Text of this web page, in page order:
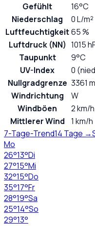
Gefühlt
16°C
Niederschlag
0 L/m²
Luftfeuchtigkeit65 %
Luftdruck (NN) 1015
Taupunkt
9°C
UV-Index
0
Nullgradgrenze 3361 m
Windrichtung
W
Windböen
2 km/h
Mittlerer Wind
1 km/h
7-Tage-Trend14 Tage →
Mo
26°13°Di
27°15°Mi
32°15°Do
35°17°Fr
28°19°Sa
25°14°So
29°13°